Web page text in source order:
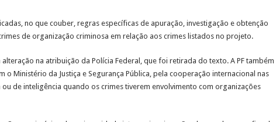
no que couber, regras específicas de apuração, investigação e obtenção
de organização criminosa em relação aos crimes listados no projeto.
na atribuição da Polícia Federal, que foi retirada do texto. A PF também
o Ministério da Justiça e Segurança Pública, pela cooperação internacional nas
de inteligência quando os crimes tiverem envolvimento com organizações